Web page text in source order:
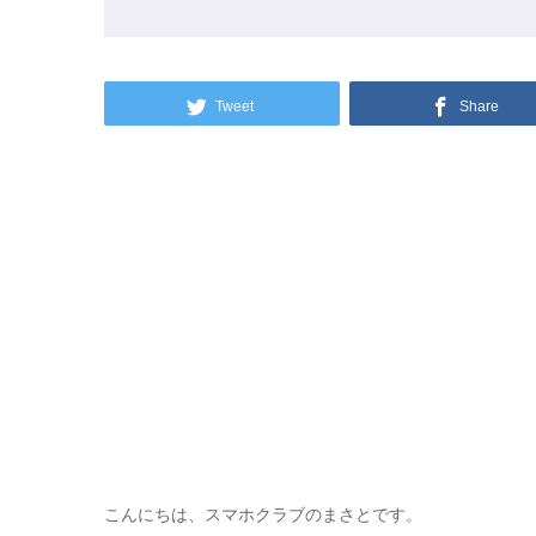
Tweet Share
こんにちは、スマホクラブのまさとです。